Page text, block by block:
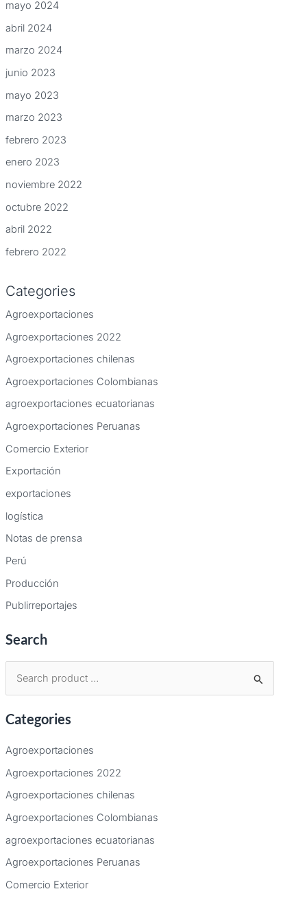
mayo 2024
abril 2024
marzo 2024
junio 2023
mayo 2023
marzo 2023
febrero 2023
enero 2023
noviembre 2022
octubre 2022
abril 2022
febrero 2022
Categories
Agroexportaciones
Agroexportaciones 2022
Agroexportaciones chilenas
Agroexportaciones Colombianas
agroexportaciones ecuatorianas
Agroexportaciones Peruanas
Comercio Exterior
Exportación
exportaciones
logística
Notas de prensa
Perú
Producción
Publirreportajes
Search
s
r
p
o
r
:
Categories
Agroexportaciones
Agroexportaciones 2022
Agroexportaciones chilenas
Agroexportaciones Colombianas
agroexportaciones ecuatorianas
Agroexportaciones Peruanas
Comercio Exterior